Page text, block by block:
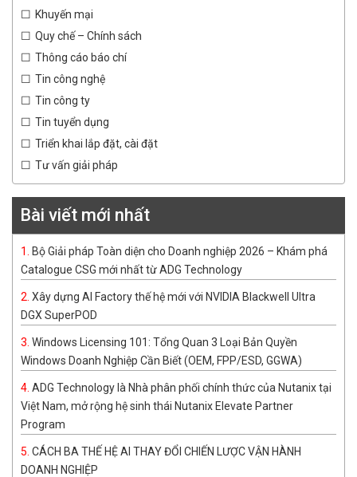
Khuyến mại
Quy chế – Chính sách
Thông cáo báo chí
Tin công nghệ
Tin công ty
Tin tuyển dụng
Triển khai lắp đặt, cài đặt
Tư vấn giải pháp
Bài viết mới nhất
Bộ Giải pháp Toàn diện cho Doanh nghiệp 2026 – Khám phá
Catalogue CSG mới nhất từ ADG Technology
Xây dựng AI Factory thế hệ mới với NVIDIA Blackwell Ultra
DGX SuperPOD
Windows Licensing 101: Tổng Quan 3 Loại Bản Quyền
Windows Doanh Nghiệp Cần Biết (OEM, FPP/ESD, GGWA)
ADG Technology là Nhà phân phối chính thức của Nutanix tại
Việt Nam, mở rộng hệ sinh thái Nutanix Elevate Partner
Program
CÁCH BA THẾ HỆ AI THAY ĐỔI CHIẾN LƯỢC VẬN HÀNH
DOANH NGHIỆP